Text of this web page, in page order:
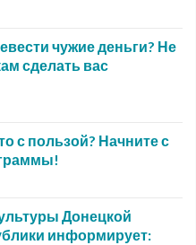
чужие деньги? Не
сделать вас
с пользой? Начните с
Донецкой
информирует: